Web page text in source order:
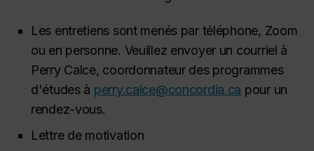
Les entretiens sont menés par téléphone, Zoom
ou en personne. Veuillez envoyer un courriel à
Perry Calce, coordonnateur des programmes
d'études à perry.calce@concordia.ca pour un
rendez-vous.
Lettre de motivation